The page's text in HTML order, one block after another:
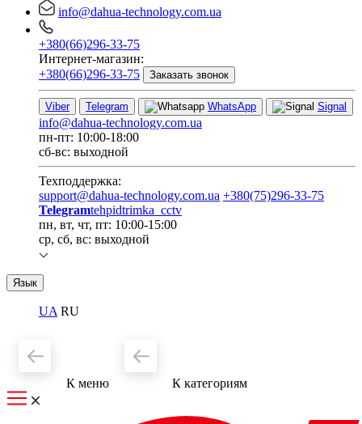
info@dahua-technology.com.ua
+380(66)296-33-75
Интернет-магазин:
+380(66)296-33-75
Заказать звонок
Viber Telegram WhatsApp Signal
info@dahua-technology.com.ua
пн-пт: 10:00-18:00
сб-вс: выходной
Техподдержка:
support@dahua-technology.com.ua +380(75)296-33-75
Telegramtehpidtrimka_cctv
пн, вт, чт, пт: 10:00-15:00
ср, сб, вс: выходной
Язык
UA RU
К меню К категориям